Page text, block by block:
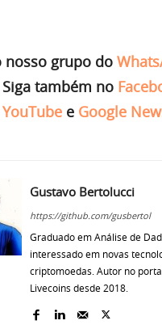
nosso grupo do
Siga também no
YouTube e Google
Gustavo Bertolucci
https://github.com/gusbertol
Graduado em Análise de
interessado em novas
criptomoedas. Autor no
Livecoins desde 2018.